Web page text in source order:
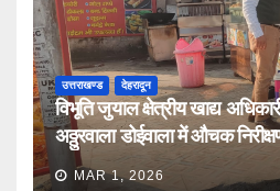
उत्तराखण्ड देहरादून
विभूति जुयाल क्षेत्रीय खाद्य
अठ्ठुरवाला डोईवाला में औचक
MAR 1, 2026